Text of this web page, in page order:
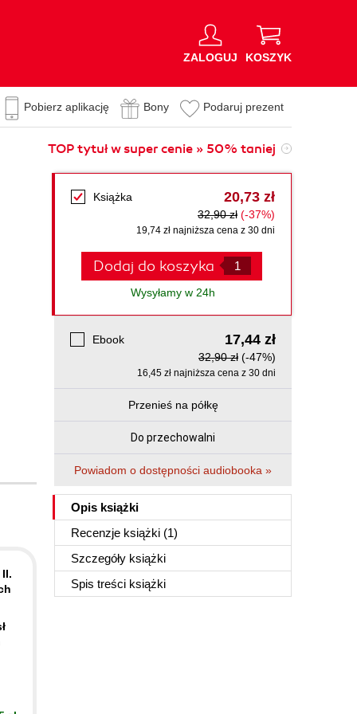
ZALOGUJ KOSZYK
Pobierz aplikację Bony Podaruj prezent
TOP tytuł w super cenie » 50% taniej
Książka 20,73 zł
32,90 zł (-37%)
19,74 zł najniższa cena z 30 dni
Dodaj do koszyka
Wysyłamy w 24h
Ebook 17,44 zł
32,90 zł (-47%)
16,45 zł najniższa cena z 30 dni
Przenieś na półkę
Do przechowalni
Powiadom o dostępności audiobooka »
Opis książki
Recenzje książki (1)
Szczegóły książki
Spis treści książki